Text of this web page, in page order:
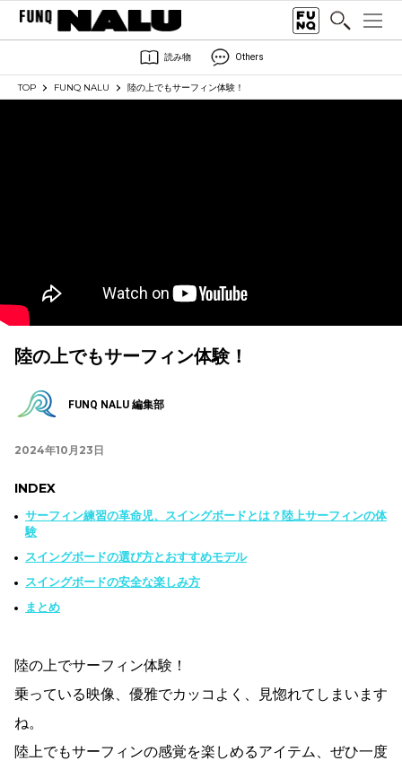
読み物 Others
TOP FUNQ NALU 陸の上でもサーフィン体験！
陸の上でもサーフィン体験！
FUNQ NALU 編集部
2024年10月23日
INDEX
サーフィン練習の革命児、スイングボードとは？陸上サーフィンの体
験
スイングボードの選び方とおすすめモデル
スイングボードの安全な楽しみ方
まとめ
陸の上でサーフィン体験！
乗っている映像、優雅でカッコよく、見惚れてしまいます
ね。
陸上でもサーフィンの感覚を楽しめるアイテム、ぜひ一度